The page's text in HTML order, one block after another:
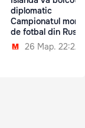
diplomatic
Campionatul
de fotbal din Rusia
26 Мар. 22:22